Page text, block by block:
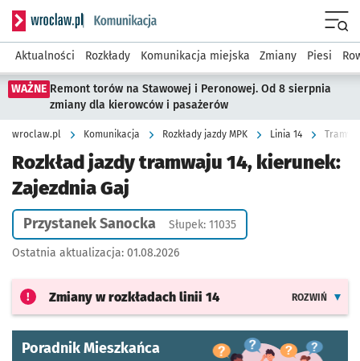
Serwis informacyjny wroclaw.pl podserwis: Komunikacja
Aktualności Rozkłady Komunikacja miejska Zmiany Piesi
WAŻNE Remont torów na Stawowej i Peronowej. Od 8 sierpnia
zmiany dla kierowców i pasażerów
wroclaw.pl Komunikacja Rozkłady jazdy MPK Linia 14
Rozkład jazdy tramwaju 14, kierunek:
Zajezdnia Gaj
Przystanek Sanocka Słupek: 11035
Ostatnia aktualizacja: 01.08.2026
Zmiany w rozkładach linii 14 ROZWIŃ
Poradnik Mieszkańca